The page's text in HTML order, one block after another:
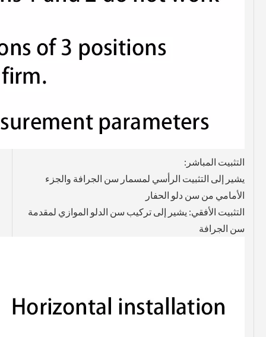
التثبيت المباشر:
يشير إلى التثبيت الرأسي لمسمار سن الجرافة والجزء
الأمامي من سن دلو الحفار
التثبيت الأفقي: يشير إلى تركيب سن الدلو الموازي لمقدمة
سن الجرافة